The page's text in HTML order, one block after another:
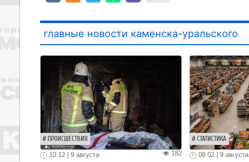
главные новости каменска-уральского
ПРОИСШЕСТВИЯ
182
10:12 | 9 августа
СТАТИСТИКА
08:02 | 9 августа